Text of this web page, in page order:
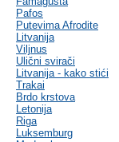
Pafos
Putevima Afrodite
Litvanija
Viljnus
Ulični svirači
Litvanija - kako stići
Trakai
Brdo krstova
Letonija
Riga
Luksemburg